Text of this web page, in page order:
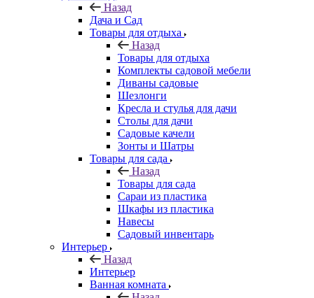
Назад
Дача и Сад
Товары для отдыха
Назад
Товары для отдыха
Комплекты садовой мебели
Диваны садовые
Шезлонги
Кресла и стулья для дачи
Столы для дачи
Садовые качели
Зонты и Шатры
Товары для сада
Назад
Товары для сада
Сараи из пластика
Шкафы из пластика
Навесы
Садовый инвентарь
Интерьер
Назад
Интерьер
Ванная комната